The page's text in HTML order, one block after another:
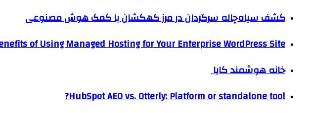
کشف سیاه‌چاله سرگردان در مرز کهکشان با کمک هوش مصنوعی
of Using Managed Hosting for Your Enterprise WordPress Site
خانه هوشمند کایا
HubSpot AEO vs. Otterly: Platform or standalone tool?